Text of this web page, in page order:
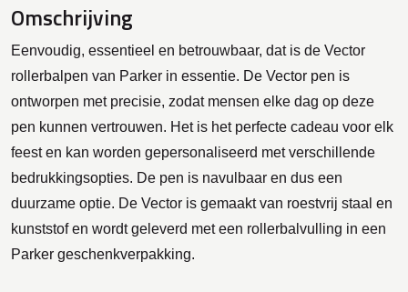
Omschrijving
Eenvoudig, essentieel en betrouwbaar, dat is de Vector
rollerbalpen van Parker in essentie. De Vector pen is
ontworpen met precisie, zodat mensen elke dag op deze
pen kunnen vertrouwen. Het is het perfecte cadeau voor elk
feest en kan worden gepersonaliseerd met verschillende
bedrukkingsopties. De pen is navulbaar en dus een
duurzame optie. De Vector is gemaakt van roestvrij staal en
kunststof en wordt geleverd met een rollerbalvulling in een
Parker geschenkverpakking.